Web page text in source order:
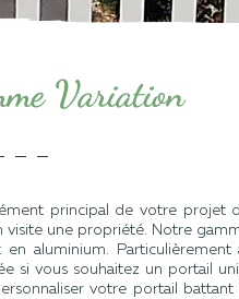
Variation
principal de votre projet
visite une propriété. Notre
en aluminium.
si vous souhaitez un portail
votre portail battant